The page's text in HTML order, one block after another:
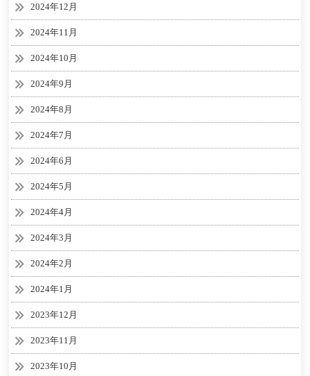
2024年12月
2024年11月
2024年10月
2024年9月
2024年8月
2024年7月
2024年6月
2024年5月
2024年4月
2024年3月
2024年2月
2024年1月
2023年12月
2023年11月
2023年10月